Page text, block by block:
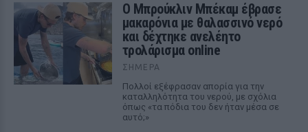
Ο Μπρούκλιν Μπέκαμ έβρασε
μακαρόνια με θαλασσινό νερό
και δέχτηκε ανελέητο
τρολάρισμα online
ΣΉΜΕΡΑ
Πολλοί εξέφρασαν απορία για την
καταλληλότητα του νερού, με σχόλια
όπως «τα πόδια του δεν ήταν μέσα σε
αυτό;»